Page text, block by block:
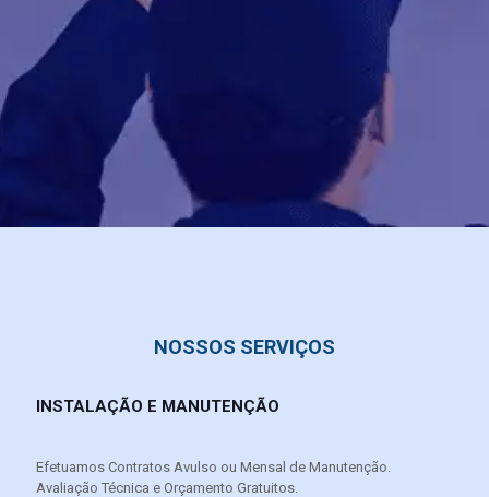
NOSSOS SERVIÇOS
INSTALAÇÃO E MANUTENÇÃO
Efetuamos Contratos Avulso ou Mensal de Manutenção.
Avaliação Técnica e Orçamento Gratuitos.